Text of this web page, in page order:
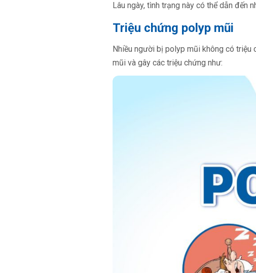
Lâu ngày, tình trạng này có thể dẫn đến
Triệu chứng polyp mũi
Nhiều người bị polyp mũi không có triệu
mũi và gây các triệu chứng như: